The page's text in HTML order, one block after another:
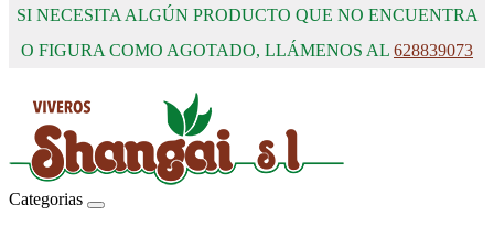
SI NECESITA ALGÚN PRODUCTO QUE NO ENCUENTRA
O FIGURA COMO AGOTADO, LLÁMENOS AL 628839073
Categorias